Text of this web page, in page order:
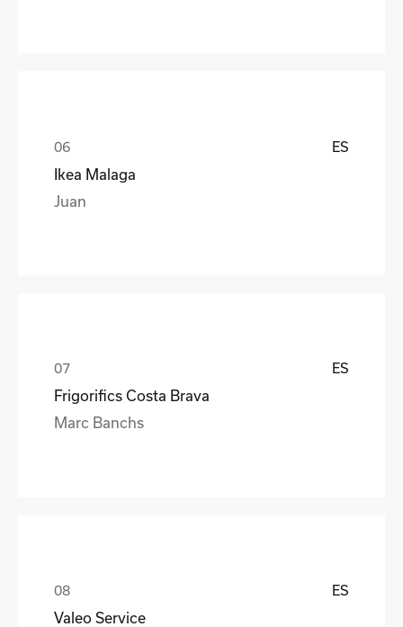
ES
Ikea Malaga
Juan
ES
Frigorifics Costa Brava
Marc Banchs
ES
Valeo Service